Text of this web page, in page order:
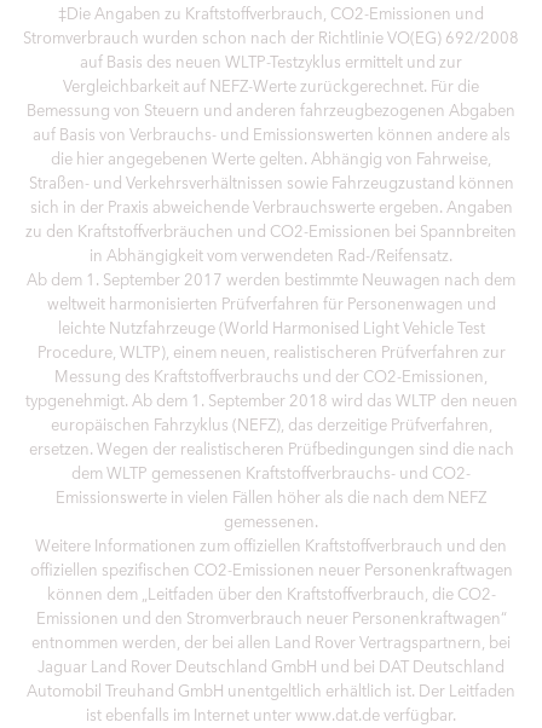
‡Die Angaben zu Kraftstoffverbrauch, CO2-Emissionen und
Stromverbrauch wurden schon nach der Richtlinie VO(EG) 692/2008
auf Basis des neuen WLTP-Testzyklus ermittelt und zur
Vergleichbarkeit auf NEFZ-Werte zurückgerechnet. Für die
Bemessung von Steuern und anderen fahrzeugbezogenen Abgaben
auf Basis von Verbrauchs- und Emissionswerten können andere als
die hier angegebenen Werte gelten. Abhängig von Fahrweise,
Straßen- und Verkehrsverhältnissen sowie Fahrzeugzustand können
sich in der Praxis abweichende Verbrauchswerte ergeben. Angaben
zu den Kraftstoffverbräuchen und CO2-Emissionen bei Spannbreiten
in Abhängigkeit vom verwendeten Rad-/Reifensatz.
Ab dem 1. September 2017 werden bestimmte Neuwagen nach dem
weltweit harmonisierten Prüfverfahren für Personenwagen und
leichte Nutzfahrzeuge (World Harmonised Light Vehicle Test
Procedure, WLTP), einem neuen, realistischeren Prüfverfahren zur
Messung des Kraftstoffverbrauchs und der CO2-Emissionen,
typgenehmigt. Ab dem 1. September 2018 wird das WLTP den neuen
europäischen Fahrzyklus (NEFZ), das derzeitige Prüfverfahren,
ersetzen. Wegen der realistischeren Prüfbedingungen sind die nach
dem WLTP gemessenen Kraftstoffverbrauchs- und CO2-
Emissionswerte in vielen Fällen höher als die nach dem NEFZ
gemessenen.
Weitere Informationen zum offiziellen Kraftstoffverbrauch und den
offiziellen spezifischen CO2-Emissionen neuer Personenkraftwagen
können dem „Leitfaden über den Kraftstoffverbrauch, die CO2-
Emissionen und den Stromverbrauch neuer Personenkraftwagen“
entnommen werden, der bei allen Land Rover Vertragspartnern, bei
Jaguar Land Rover Deutschland GmbH und bei DAT Deutschland
Automobil Treuhand GmbH unentgeltlich erhältlich ist. Der Leitfaden
ist ebenfalls im Internet unter www.dat.de verfügbar.